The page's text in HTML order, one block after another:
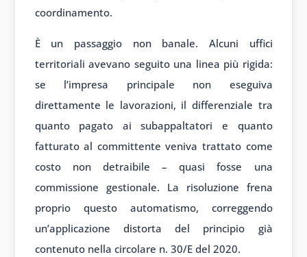
coordinamento.
È un passaggio non banale. Alcuni uffici
territoriali avevano seguito una linea più rigida:
se l’impresa principale non eseguiva
direttamente le lavorazioni, il differenziale tra
quanto pagato ai subappaltatori e quanto
fatturato al committente veniva trattato come
costo non detraibile – quasi fosse una
commissione gestionale. La risoluzione frena
proprio questo automatismo, correggendo
un’applicazione distorta del principio già
contenuto nella circolare n. 30/E del 2020.